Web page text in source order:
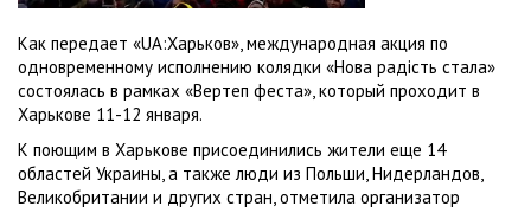
Как передает «UA:Харьков», международная акция по
одновременному исполнению колядки «Нова радість стала»
состоялась в рамках «Вертеп феста», который проходит в
Харькове 11-12 января.
К поющим в Харькове присоединились жители еще 14
областей Украины, а также люди из Польши, Нидерландов,
Великобритании и других стран, отметила организатор